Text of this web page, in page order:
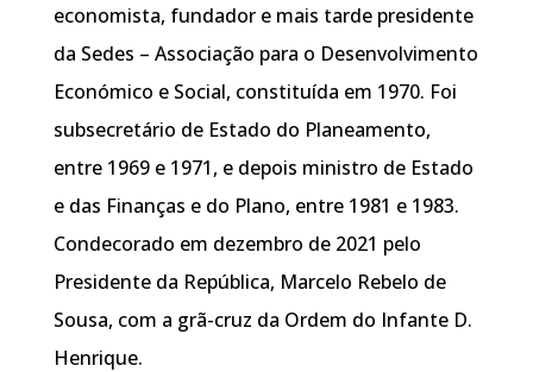
economista, fundador e mais tarde presidente
da Sedes – Associação para o Desenvolvimento
Económico e Social, constituída em 1970. Foi
subsecretário de Estado do Planeamento,
entre 1969 e 1971, e depois ministro de Estado
e das Finanças e do Plano, entre 1981 e 1983.
Condecorado em dezembro de 2021 pelo
Presidente da República, Marcelo Rebelo de
Sousa, com a grã-cruz da Ordem do Infante D.
Henrique.